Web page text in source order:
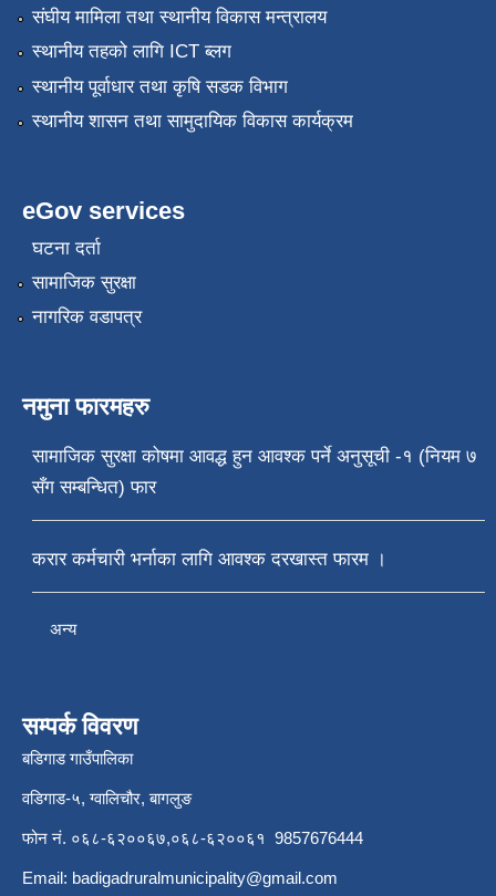
संघीय मामिला तथा स्थानीय विकास मन्त्रालय
स्थानीय तहको लागि ICT ब्लग
स्थानीय पूर्वाधार तथा कृषि सडक विभाग
स्थानीय शासन तथा सामुदायिक विकास कार्यक्रम
eGov services
घटना दर्ता
सामाजिक सुरक्षा
नागरिक वडापत्र
नमुना फारमहरु
सामाजिक सुरक्षा कोषमा आवद्ध हुन आवश्क पर्ने अनुसूची -१ (नियम ७
सँग सम्बन्धित) फार
करार कर्मचारी भर्नाका लागि आवश्क दरखास्त फारम ।
अन्य
सम्पर्क विवरण
बडिगाड गाउँपालिका
वडिगाड-५, ग्वालिचौर, बागलुङ
फोन नं. ०६८-६२००६७,०६८-६२००६१ 9857676444
Email: badigadruralmunicipality@gmail.com